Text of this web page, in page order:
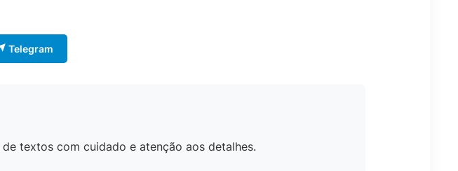
Telegram
textos com cuidado e atenção aos detalhes.